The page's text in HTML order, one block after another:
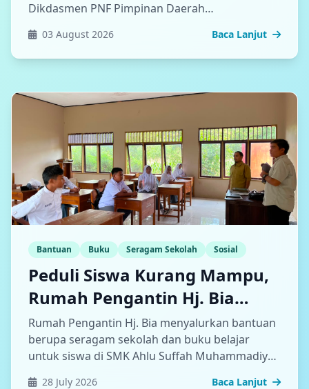
Dikdasmen PNF Pimpinan Daerah
Saparang, SE., MM. berlangsung lancar.
03 August 2026 Baca Lanjut
Bantuan Buku Seragam Sekolah Sosial
Peduli Siswa Kurang Mampu,
Rumah Pengantin Hj. Bia
Salurkan Bantuan Seragam
dan Buku di SMK Ahlu Suffah
Bantaeng
Rumah Pengantin Hj. Bia menyalurkan bantuan
berupa seragam sekolah dan buku belajar
untuk siswa di SMK Ahlu Suffah Muhammadiyah
28 July 2026 Baca Lanjut